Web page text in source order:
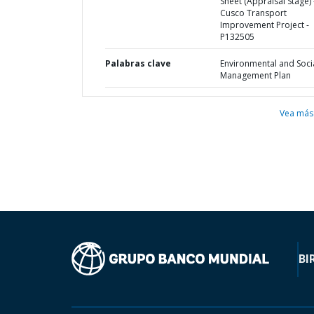
Cusco Transport
Improvement Project -
P132505
Palabras clave
Environmental and
Management Plan
Vea más